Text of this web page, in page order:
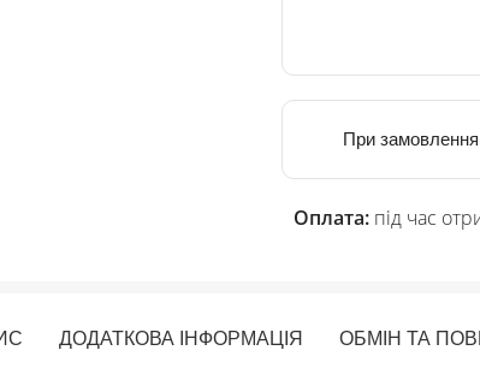
При замовлення
Оплата: під час
ДОДАТКОВА ІНФОРМАЦІЯ ОБМІН ТА